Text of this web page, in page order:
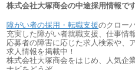
株式会社大塚商会の中途採用情報です
障がい者の採用・転職支援のクロー
充実した障がい者就職支援、仕事情
応募者の障害に応じた求人検索や、
求人情報を掲載中！
株式会社大塚商会をはじめ、人気企